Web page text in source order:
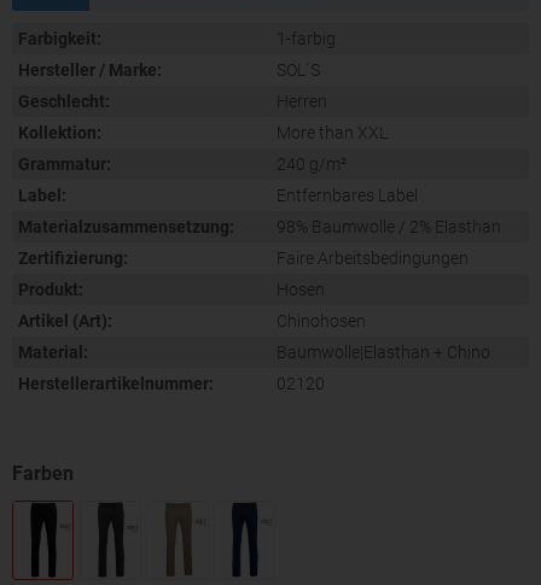
Farbigkeit:
1-farbig
Hersteller / Marke:
SOL´S
Geschlecht:
Herren
Kollektion:
More than XXL
Grammatur:
240 g/m²
Label:
Entfernbares Label
Materialzusammensetzung:
98% Baumwolle / 2% Elasthan
Zertifizierung:
Faire Arbeitsbedingungen
Produkt:
Hosen
Artikel (Art):
Chinohosen
Material:
Baumwolle|Elasthan + Chino
Herstellerartikelnummer:
02120